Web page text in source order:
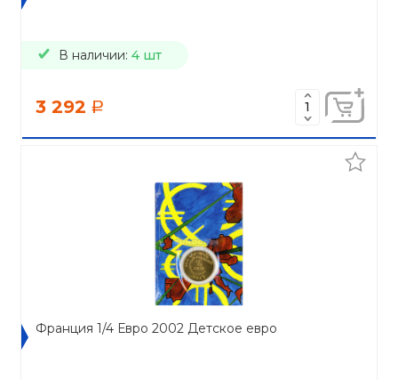
В наличии: 4 шт
3 292 a
Франция 1/4 Евро 2002 Детское евро